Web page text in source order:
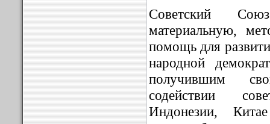
Советский
материальную,
помощь для
народной
получившим
содействии
Индонезии,